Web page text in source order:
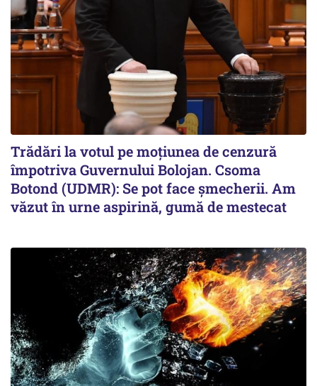
Trădări la votul pe moțiunea de cenzură
împotriva Guvernului Bolojan. Csoma
Botond (UDMR): Se pot face șmecherii. Am
văzut în urne aspirină, gumă de mestecat